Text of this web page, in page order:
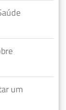
um